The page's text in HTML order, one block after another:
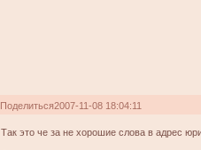
Поделиться2007-11-08 18:04:11
Так это че за не хорошие слова в адрес